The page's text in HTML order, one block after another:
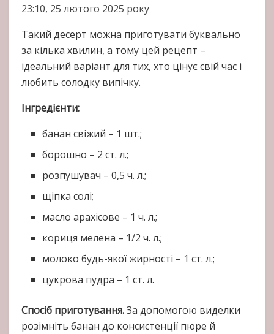
23:10, 25 лютого 2025 року
Такий десерт можна приготувати буквально
за кілька хвилин, а тому цей рецепт –
ідеальний варіант для тих, хто цінує свій час і
любить солодку випічку.
Інгредієнти:
банан свіжий – 1 шт.;
борошно – 2 ст. л.;
розпушувач – 0,5 ч. л.;
щіпка солі;
масло арахісове – 1 ч. л.;
кориця мелена – 1/2 ч. л.;
молоко будь-якої жирності – 1 ст. л.;
цукрова пудра – 1 ст. л.
Спосіб приготування.За допомогою виделки
розімніть банан до консистенції пюре й